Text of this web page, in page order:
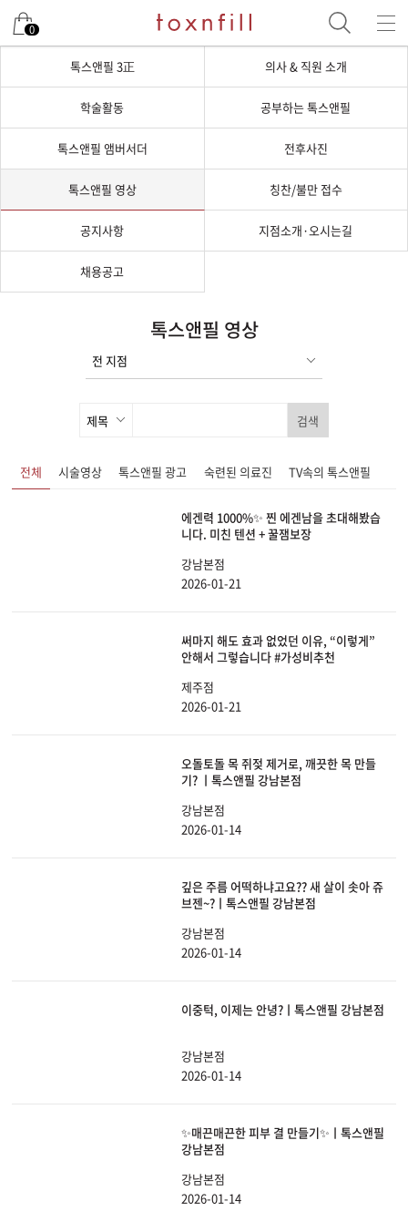
0
톡스앤필 3正 의사 & 직원 소개
학술활동 공부하는 톡스앤필
톡스앤필 앰버서더 전후사진
톡스앤필 영상 칭찬/불만 접수
공지사항 지점소개·오시는길
채용공고
톡스앤필 영상
검색
전체 시술영상 톡스앤필 광고 숙련된 의료진 TV속의 톡스앤필
에겐력 1000%✨ 찐 에겐남을 초대해봤습
니다. 미친 텐션 + 꿀잼보장
강남본점
2026-01-21
써마지 해도 효과 없었던 이유, “이렇게”
안해서 그렇습니다 #가성비추천
제주점
2026-01-21
오돌토돌 목 쥐젖 제거로, 깨끗한 목 만들
기? ㅣ톡스앤필 강남본점
강남본점
2026-01-14
깊은 주름 어떡하냐고요?? 새 살이 솟아 쥬
브젠~?ㅣ톡스앤필 강남본점
강남본점
2026-01-14
이중턱, 이제는 안녕?ㅣ톡스앤필 강남본점
강남본점
2026-01-14
✨매끈매끈한 피부 결 만들기✨ㅣ톡스앤필
강남본점
강남본점
2026-01-14